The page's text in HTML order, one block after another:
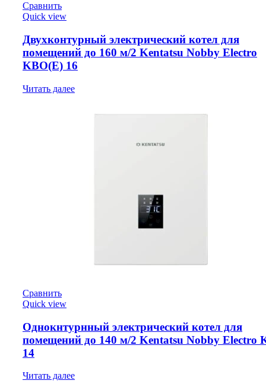
Сравнить
Quick view
Двухконтурный электрический котел для
помещений до 160 м/2 Kentatsu Nobby Electro
KBO(E) 16
Читать далее
Сравнить
Quick view
Однокнтурнный электрический котел для
помещений до 140 м/2 Kentatsu Nobby Electro
14
Читать далее